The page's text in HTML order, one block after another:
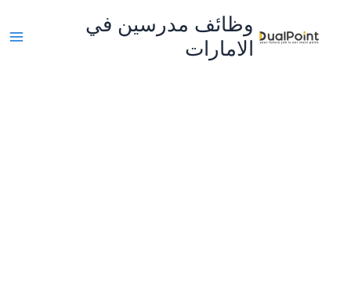
وظائف مدرسين في
الامارات